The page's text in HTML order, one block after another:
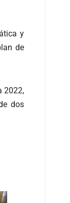
y
de
2022,
dos